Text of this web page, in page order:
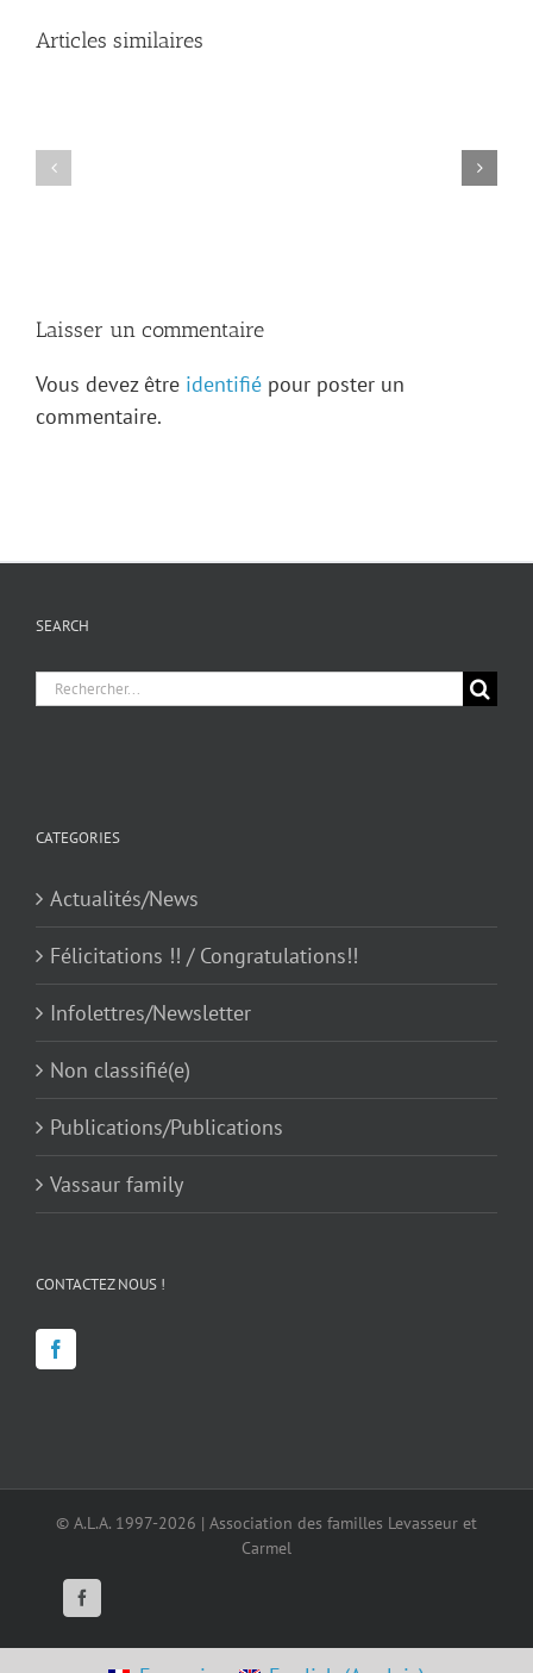
Articles similaires
Laisser un commentaire
Vous devez être identifié pour poster un
commentaire.
SEARCH
Chercher
CATEGORIES
Actualités/News
Félicitations !! / Congratulations!!
Infolettres/Newsletter
Non classifié(e)
Publications/Publications
Vassaur family
CONTACTEZ NOUS !
© A.L.A. 1997-2026 | Association des familles Levasseur et
Carmel
Facebook